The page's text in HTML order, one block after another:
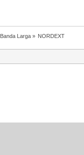
Banda Larga» NORDEXT